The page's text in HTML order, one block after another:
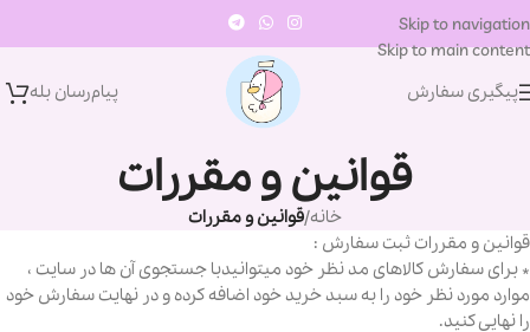
Skip to navigation
Skip to main content
پیگیری سفارش
پیام‌رسان‌ بله
قوانین و مقررات
خانه/قوانین و مقررات
قوانین و مقررات ثبت سفارش :
* برای سفارش کالاهای مد نظر خود میتوانیدبا جستجوی آن ها در سایت ،
موارد مورد نظر خود را به سبد خرید خود اضافه کرده و در نهایت سفارش خود
را نهایی کنید.